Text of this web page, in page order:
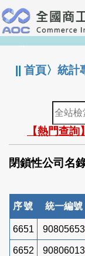
跳
到
主
要
:::
||首頁〉統計
全
站
檢
索
【熱門查
閉鎖性公司名
序號 統一編號
6651 90805653
6652 90806013